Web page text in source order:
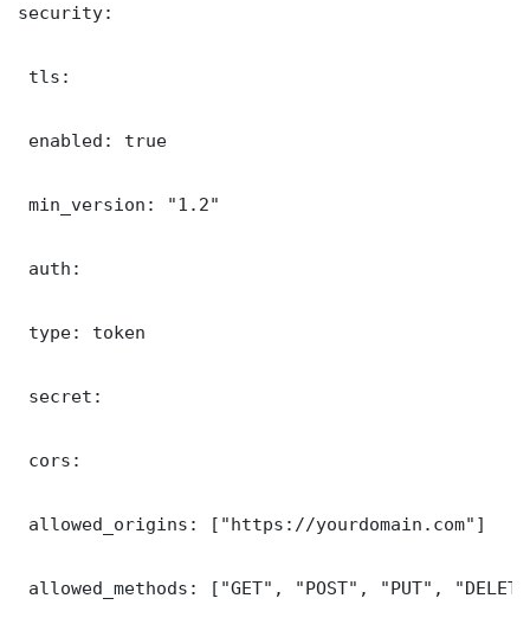
security:
tls:
enabled: true
min_version: "1.2"
auth:
type: token
secret:
cors:
allowed_origins: ["https://yourdomain.com"]
allowed_methods: ["GET", "POST", "PUT",